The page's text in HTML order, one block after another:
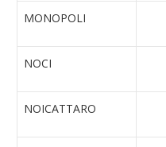
MONOPOLI
NOCI
NOICATTARO